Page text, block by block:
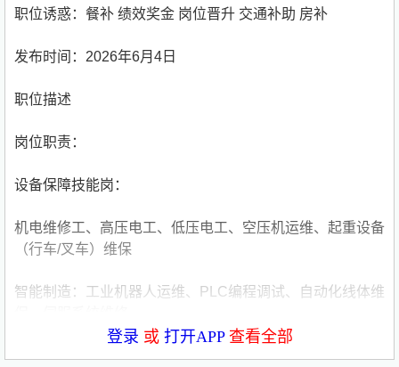
职位诱惑：餐补 绩效奖金 岗位晋升 交通补助 房补
发布时间：2026年6月4日
职位描述
岗位职责：
设备保障技能岗：
机电维修工、高压电工、低压电工、空压机运维、起重设备
（行车/叉车）维保
智能制造：工业机器人运维、PLC编程调试、自动化线体维
新能源设备：三电设备运维、高压配电维保、电池生产线设
登录 或 打开APP查看全部